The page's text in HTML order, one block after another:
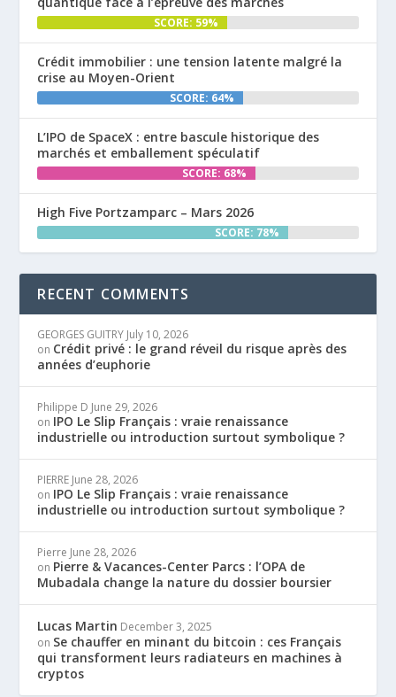
SCORE: 59%
Crédit immobilier : une tension latente malgré la
crise au Moyen-Orient
SCORE: 64%
L’IPO de SpaceX : entre bascule historique des
marchés et emballement spéculatif
SCORE: 68%
High Five Portzamparc – Mars 2026
SCORE: 78%
RECENT COMMENTS
GEORGES GUITRY July 10, 2026
on Crédit privé : le grand réveil du risque après des
années d’euphorie
Philippe D June 29, 2026
on IPO Le Slip Français : vraie renaissance
industrielle ou introduction surtout symbolique ?
PIERRE June 28, 2026
on IPO Le Slip Français : vraie renaissance
industrielle ou introduction surtout symbolique ?
Pierre June 28, 2026
on Pierre & Vacances-Center Parcs : l’OPA de
Mubadala change la nature du dossier boursier
Lucas Martin December 3, 2025
on Se chauffer en minant du bitcoin : ces Français
qui transforment leurs radiateurs en machines à
cryptos